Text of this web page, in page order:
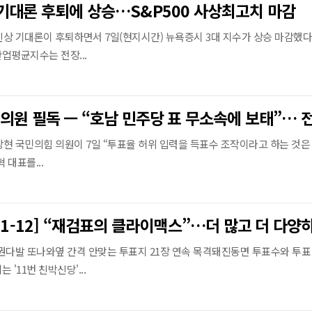
대론 후퇴에 상승…S&P500 사상최고치 마감
기대론이 후퇴하면서 7일(현지시간) 뉴욕증시 3대 지수가 상승 마감했
평균지수는 전장...
국민의힘 의원이 7일 “투표율 허위 입력을 득표수 조작이라고 하는 것
대표를...
다발 또나와옆 간격 안맞는 투표지 21장 연속 목격돼진동면 투표수와 투
'11번 친박신당'...